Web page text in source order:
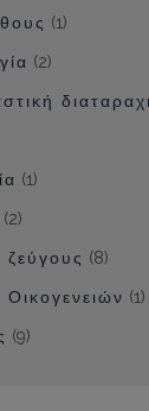
(1)
(2)
(1)
(2)
ζεύγους (8)
(1)
(9)